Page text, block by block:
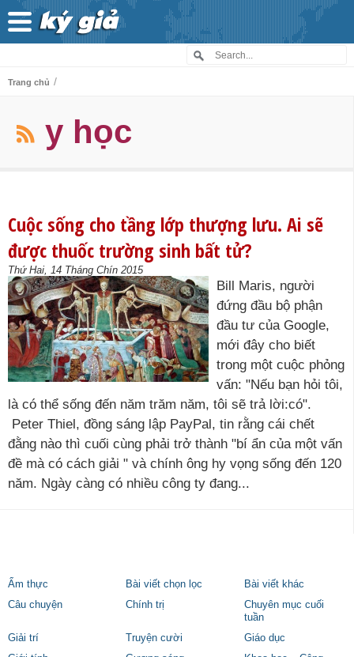
Trang chủ /
y học
Cuộc sống cho tầng lớp thượng lưu. Ai sẽ
được thuốc trường sinh bất tử?
Thứ Hai, 14 Tháng Chín 2015
Bill Maris, người
đứng đầu bộ phận
đầu tư của Google,
mới đây cho biết
trong một cuộc phỏng
vấn: "Nếu bạn hỏi tôi,
là có thể sống đến năm trăm năm, tôi sẽ trả lời:có".
Peter Thiel, đồng sáng lập PayPal, tin rằng cái chết
đằng nào thì cuối cùng phải trở thành "bí ẩn của một vấn
đề mà có cách giải " và chính ông hy vọng sống đến 120
năm. Ngày càng có nhiều công ty đang...
Ẩm thực Bài viết chọn lọc
Bài viết khác
Câu chuyện
Chính trị
Chuyên mục cuối
tuần
Giải trí
Truyện cười
Giáo dục